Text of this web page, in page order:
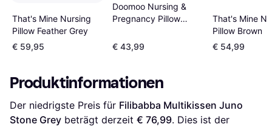
That's Mine Nursing
Pillow Feather Grey
€ 59,95
Doomoo Nursing &
Pregnancy Pillow
€ 43,99
That's Mine
Pillow Brown
€ 54,99
Produktinformationen
Der niedrigste Preis für Filibabba Multikissen Juno
Stone Grey beträgt derzeit € 76,99. Dies ist der